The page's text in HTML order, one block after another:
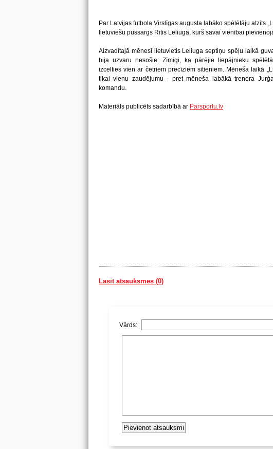
Par Latvijas futbola Virslīgas augusta labāko spēlētāju atzīts
lietuviešu pussargs Rītis Leliuga, kurš savai vienībai
Aizvadītajā mēnesī lietuvietis Leliuga septiņu spēļu laikā
bija uzvaru nesošie. Zīmīgi, ka pārējie liepājnieku
izcelties vien ar četriem precīziem sitieniem. Mēneša laikā
tikai vienu zaudējumu - pret mēneša labākā trenera
komandu.
Materiāls publicēts sadarbībā ar Parsportu.lv
Lasīt atsauksmes (0)
Vārds: